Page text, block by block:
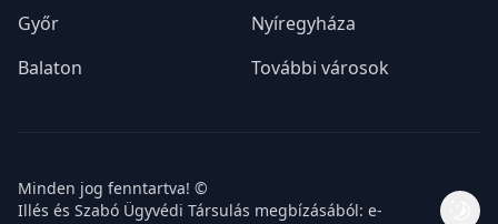
Győr
Nyíregyháza
Balaton
További városok
Minden jog fenntartva! ©
Illés és Szabó Ügyvédi Társulás megbízásából: e-